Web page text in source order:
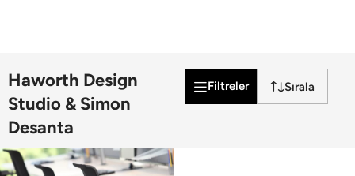
Haworth Design
Studio & Simon
Desanta
Filtreler